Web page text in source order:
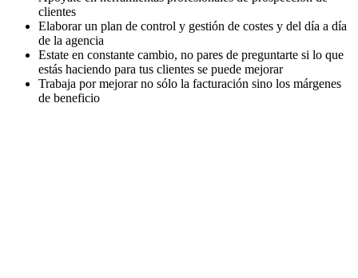
clientes
Elaborar un plan de control y gestión de costes y del día a día
de la agencia
Estate en constante cambio, no pares de preguntarte si lo que
estás haciendo para tus clientes se puede mejorar
Trabaja por mejorar no sólo la facturación sino los márgenes
de beneficio